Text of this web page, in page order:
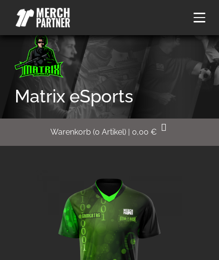
Matrix eSports
Warenkorb (0 Artikel) | 0,00 €